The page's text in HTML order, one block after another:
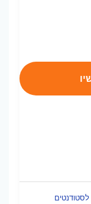
לסטודנטים